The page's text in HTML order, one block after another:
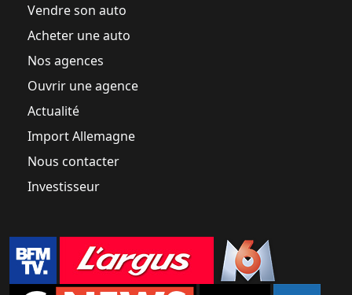
Vendre son auto
Acheter une auto
Nos agences
Ouvrir une agence
Actualité
Import Allemagne
Nous contacter
Investisseur